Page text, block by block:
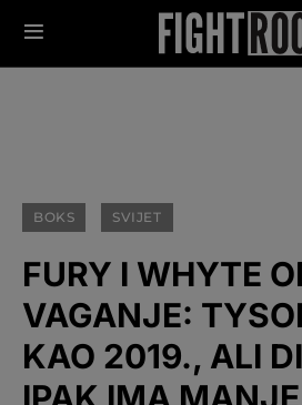
BOKS SVIJET
FURY I WHYTE
VAGANJE:
KAO 2019., ALI